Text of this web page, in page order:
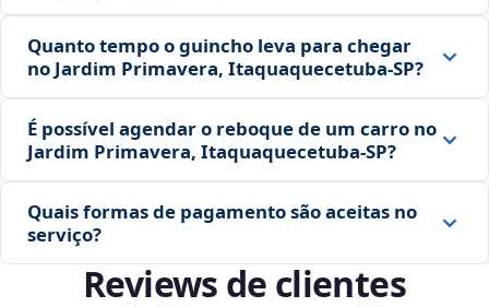
Quanto tempo o guincho leva para chegar
no Jardim Primavera, Itaquaquecetuba‑SP?
É possível agendar o reboque de um carro no
Jardim Primavera, Itaquaquecetuba‑SP?
Quais formas de pagamento são aceitas no
serviço?
Reviews de clientes